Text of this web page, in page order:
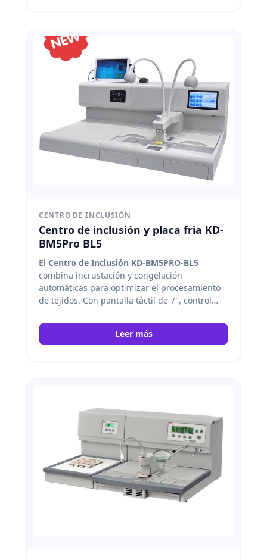
CENTRO DE INCLUSIÓN
Centro de inclusión y placa fria KD-
BM5Pro BL5
El Centro de Inclusión KD-BM5PRO-BL5
combina incrustación y congelación
automáticas para optimizar el procesamiento
de tejidos. Con pantalla táctil de 7″, control
flujo de cera ajustable y refrigeración por
semiconductores, garantiza precisión,
Leer más